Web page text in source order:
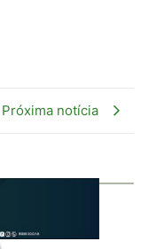
Próxima notícia